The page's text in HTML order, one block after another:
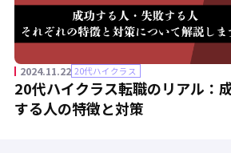
2024.11.22 20代ハイクラス
20代ハイクラス転職のリアル：
する人の特徴と対策